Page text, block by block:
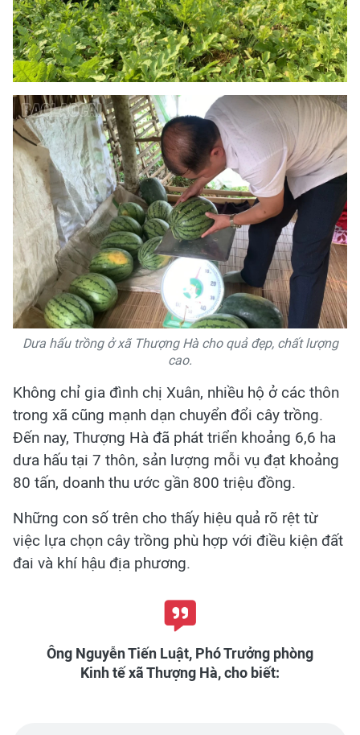
Dưa hấu trồng ở xã Thượng Hà cho quả đẹp, chất lượng
cao.
Không chỉ gia đình chị Xuân, nhiều hộ ở các thôn
trong xã cũng mạnh dạn chuyển đổi cây trồng.
Đến nay, Thượng Hà đã phát triển khoảng 6,6 ha
dưa hấu tại 7 thôn, sản lượng mỗi vụ đạt khoảng
80 tấn, doanh thu ước gần 800 triệu đồng.
Những con số trên cho thấy hiệu quả rõ rệt từ
việc lựa chọn cây trồng phù hợp với điều kiện đất
đai và khí hậu địa phương.
Ông Nguyễn Tiến Luật, Phó Trưởng phòng
Kinh tế xã Thượng Hà, cho biết: